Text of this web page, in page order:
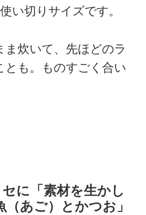
い切りサイズです。
炊いて、先ほどのラ
とも。ものすごく合い
に「素材を生かし
あご）とかつお」